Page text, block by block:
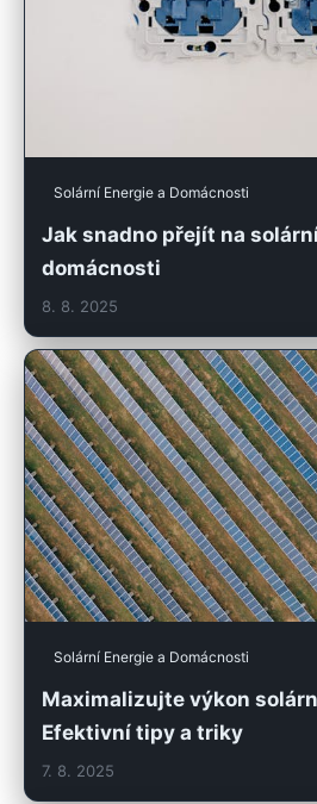
Solární Energie a Domácnosti
Jak snadno přejít na
domácnosti
8. 8. 2025
Solární Energie a Domácnosti
Maximalizujte výkon
Efektivní tipy a triky
7. 8. 2025